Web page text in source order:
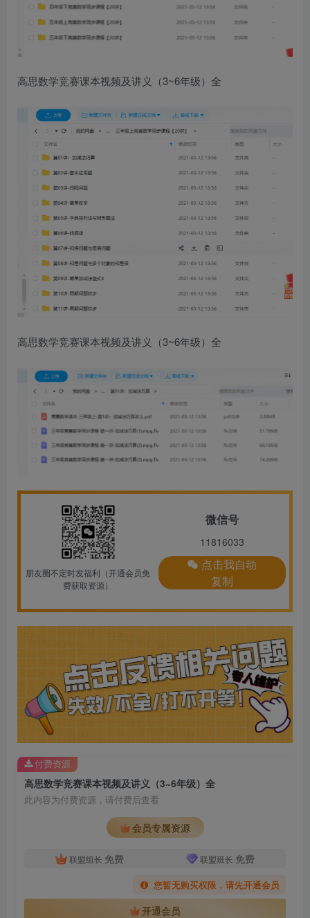
高思数学竞赛课本视频及讲义（3~6年级）全
高思数学竞赛课本视频及讲义（3~6年级）全
朋友圈不定时发福利（开通会员免
费获取资源）
微信号
11816033
点击我自动
复制
高思数学竞赛课本视频及讲义（3~6年级）全
此内容为付费资源，请付费后查看
会员专属资源
联盟组长 免费 联盟班长 免费
您暂无购买权限，请先开通会员
开通会员
付费资源